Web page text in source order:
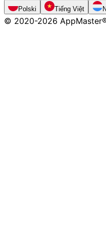
Polski
Tiếng Việt
© 2020-2026